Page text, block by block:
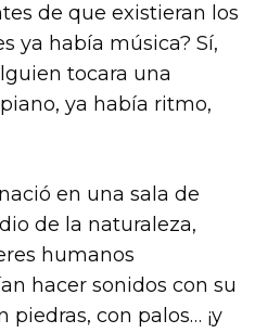
de que existieran los
ya había música? Sí,
tocara una
ya había ritmo,
en una sala de
de la naturaleza,
humanos
hacer sonidos con su
piedras, con palos… ¡y